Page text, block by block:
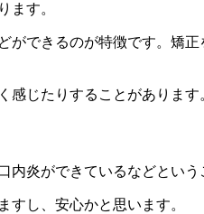
ます。
できるのが特徴です。矯
じたりすることがあります
炎ができているなどという
すし、安心かと思います。